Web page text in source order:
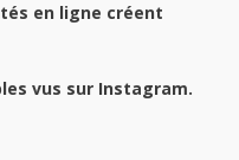
en ligne créent
vus sur Instagram.